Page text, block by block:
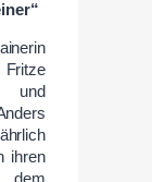
und
ihren